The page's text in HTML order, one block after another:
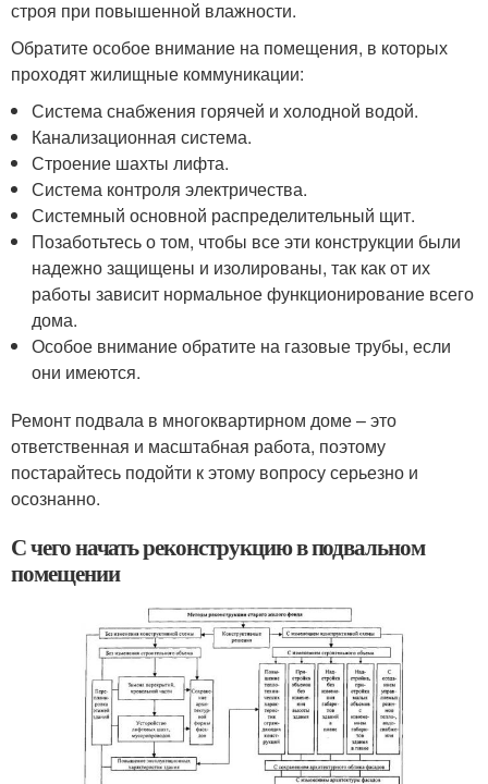
строя при повышенной влажности.
Обратите особое внимание на помещения, в которых
проходят жилищные коммуникации:
Система снабжения горячей и холодной водой.
Канализационная система.
Строение шахты лифта.
Система контроля электричества.
Системный основной распределительный щит.
Позаботьтесь о том, чтобы все эти конструкции были
надежно защищены и изолированы, так как от их
работы зависит нормальное функционирование всего
дома.
Особое внимание обратите на газовые трубы, если
они имеются.
Ремонт подвала в многоквартирном доме – это
ответственная и масштабная работа, поэтому
постарайтесь подойти к этому вопросу серьезно и
осознанно.
С чего начать реконструкцию в подвальном
помещении